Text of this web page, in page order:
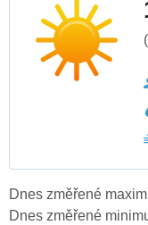
Dnes změřené
Dnes změřené